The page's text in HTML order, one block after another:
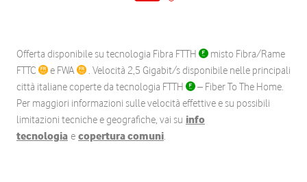
Offerta disponibile su tecnologia Fibra FTTH
misto Fibra/Rame
FTTC
e FWA
. Velocità 2,5 Gigabit/s disponibile nelle principali
città italiane coperte da tecnologia FTTH
– Fiber To The Home.
Per maggiori informazioni sulle velocità effettive e su possibili
limitazioni tecniche e geografiche, vai su info
tecnologia e copertura comuni.